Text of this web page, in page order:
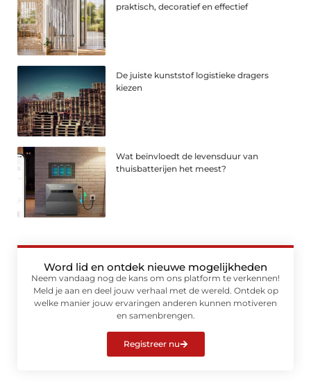
praktisch, decoratief en effectief
De juiste kunststof logistieke dragers
kiezen
Wat beïnvloedt de levensduur van
thuisbatterijen het meest?
Word lid en ontdek nieuwe mogelijkheden
Neem vandaag nog de kans om ons platform te verkennen!
Meld je aan en deel jouw verhaal met de wereld. Ontdek op
welke manier jouw ervaringen anderen kunnen motiveren
en samenbrengen.
Registreer nu